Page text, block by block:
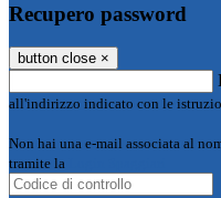
Recupero password
button close ×
all'indirizzo indicato con le
Non hai una e-mail associata al
tramite la